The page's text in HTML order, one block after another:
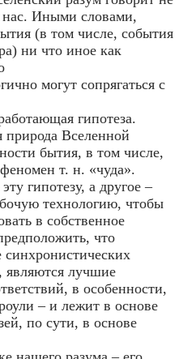
нас. Иными словами,
(в том числе, события
ни что иное как
могут сопрягаться с
гипотеза.
Вселенной
бытия, в том числе,
т. н. «чуда».
гипотезу, а другое –
технологию, чтобы
в собственное
что
синхронистических
являются лучшие
в особенности,
– и лежит в основе
по сути, в основе